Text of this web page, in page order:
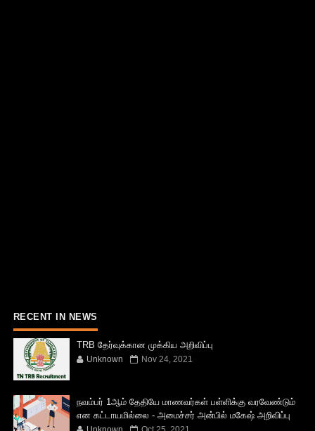
RECENT IN NEWS
TRB தேர்வுக்கான முக்கிய அறிவிப்பு
Unknown Nov 24, 2021
நவம்பர் 1ஆம் தேதியே மாணவர்கள் பள்ளிக்கு வரவேண்டும்
என கட்டாயமில்லை - அமைச்சர் அன்பில் மகேஷ் அறிவிப்பு